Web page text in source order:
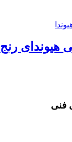
رنج 6 تا 10 آمپر
فنی